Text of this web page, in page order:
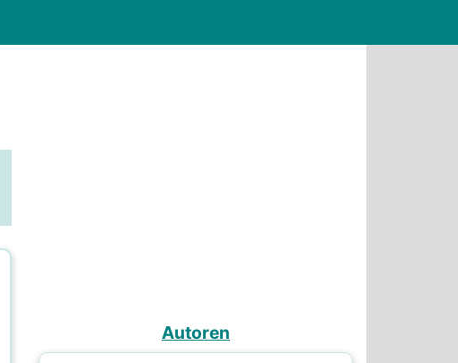
Autoren